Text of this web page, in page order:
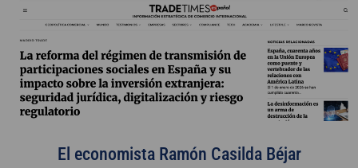
El economista Ramón Casilda Béjar